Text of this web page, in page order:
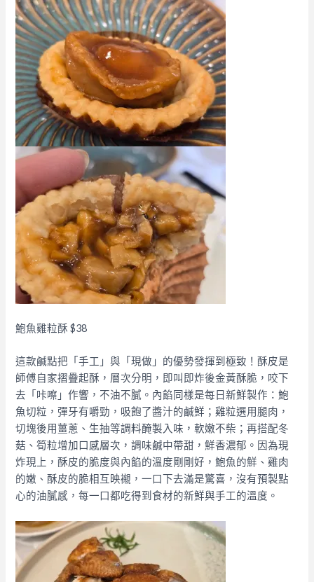
鮑魚雞粒酥 $38​
這款鹹點把「手工」與「現做」的優勢發揮到極致！酥皮是
師傅自家摺疊起酥，層次分明，即叫即炸後金黃酥脆，咬下
去「咔嚓」作響，不油不膩。內餡同樣是每日新鮮製作：鮑
魚切粒，彈牙有嚼勁，吸飽了醬汁的鹹鮮；雞粒選用腿肉，
切塊後用薑蔥、生抽等調料醃製入味，軟嫩不柴；再搭配冬
菇、筍粒增加口感層次，調味鹹中帶甜，鮮香濃郁。因為現
炸現上，酥皮的脆度與內餡的溫度剛剛好，鮑魚的鮮、雞肉
的嫩、酥皮的脆相互映襯，一口下去滿是驚喜，沒有預製點
心的油膩感，每一口都吃得到食材的新鮮與手工的溫度。​